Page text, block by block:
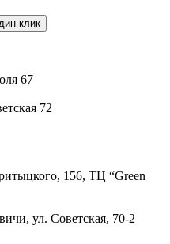
клик
67
72
156, ТЦ “Green
ул. Советская, 70-2